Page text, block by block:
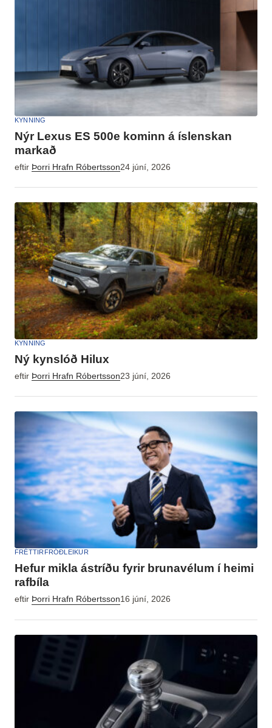
KYNNING
Nýr Lexus ES 500e kominn á íslenskan
markað
eftir Þorri Hrafn Róbertsson24 júní, 2026
KYNNING
Ný kynslóð Hilux
eftir Þorri Hrafn Róbertsson23 júní, 2026
FRÉTTIR FRÓÐLEIKUR
Hefur mikla ástríðu fyrir brunavélum í heimi
rafbíla
eftir Þorri Hrafn Róbertsson16 júní, 2026